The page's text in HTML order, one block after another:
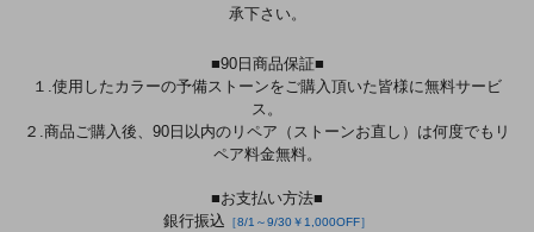
承下さい。
■90日商品保証■
１.使用したカラーの予備ストーンをご購入頂いた皆様に無料サービ
ス。
２.商品ご購入後、90日以内のリペア（ストーンお直し）は何度でもリ
ペア料金無料。
■お支払い方法■
銀行振込 ［8/1～9/30￥1,000OFF］